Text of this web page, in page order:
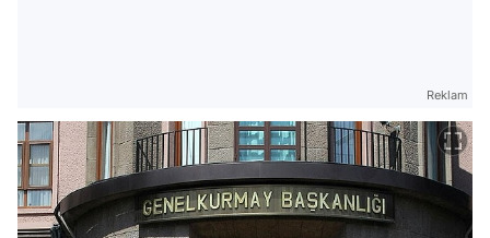
Reklam